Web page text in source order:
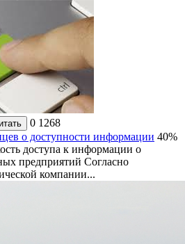
0 1268
о доступности информации 40%
доступа к информации о
предприятий Согласно
компании...